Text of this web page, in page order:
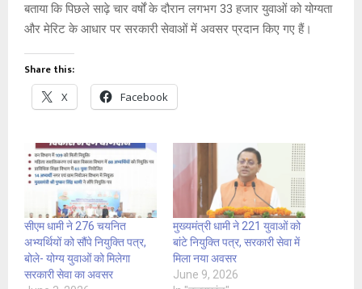
बताया कि पिछले साढ़े चार वर्षों के दौरान लगभग 33 हजार युवाओं को योग्यता
और मेरिट के आधार पर सरकारी सेवाओं में अवसर प्रदान किए गए हैं।
Share this:
X Facebook
सीएम धामी ने 276 चयनित
अभ्यर्थियों को सौंपे नियुक्ति पत्र,
बोले- योग्य युवाओं को मिलेगा
सरकारी सेवा का अवसर
मुख्यमंत्री धामी ने 221 युवाओं को
बांटे नियुक्ति पत्र, सरकारी सेवा में
मिला नया अवसर
June 9, 2026